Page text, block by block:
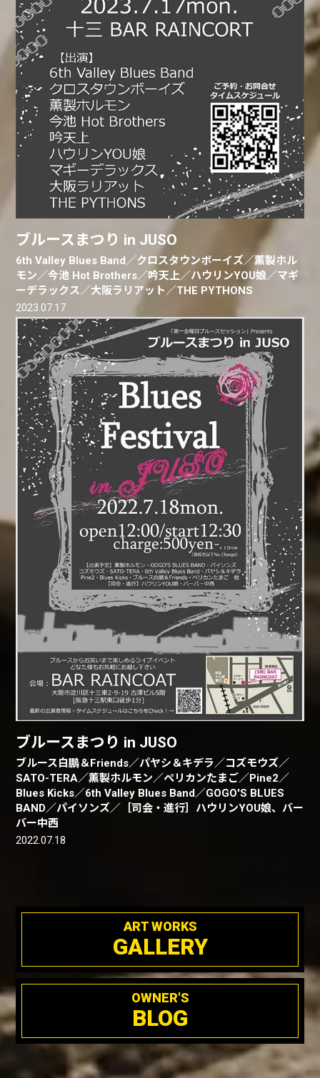
ブルースまつり in JUSO
6th Valley Blues Band／クロスタウンボーイズ／薫製ホル
モン／今池 Hot Brothers／吟天上／ハウリンYOU娘／マギ
ーデラックス／大阪ラリアット／THE PYTHONS
2023.07.17
ブルースまつり in JUSO
ブルース白鵬＆Friends／パヤシ＆キデラ／コズモウズ／
SATO-TERA／薫製ホルモン／ペリカンたまご／Pine2／
Blues Kicks／6th Valley Blues Band／GOGO'S BLUES
BAND／パイソンズ／［司会・進行］ハウリンYOU娘、バー
バー中西
2022.07.18
ART WORKS
GALLERY
OWNER'S
BLOG